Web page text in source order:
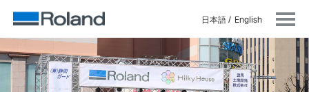
日本語 English